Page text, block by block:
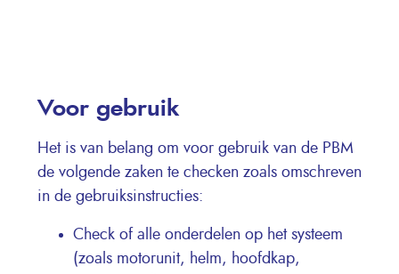
Voor gebruik
Het is van belang om voor gebruik van de PBM
de volgende zaken te checken zoals omschreven
in de gebruiksinstructies:
Check of alle onderdelen op het systeem
(zoals motorunit, helm, hoofdkap,